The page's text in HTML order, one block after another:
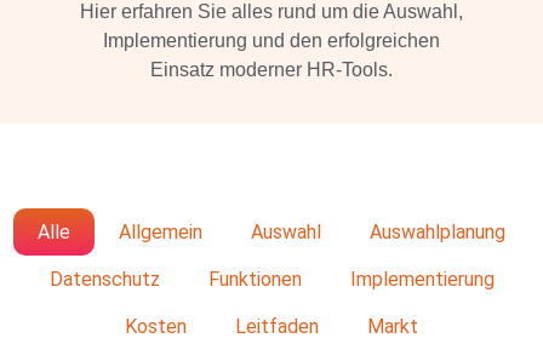
Hier erfahren Sie alles rund um die Auswahl,
Implementierung und den erfolgreichen
Einsatz moderner HR-Tools.
Allgemein Auswahl Auswahlplanung
Datenschutz Funktionen Implementierung
Kosten Leitfaden Markt
Alle